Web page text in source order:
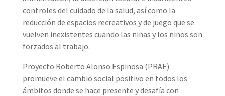
controles del cuidado de la salud, así como la
reducción de espacios recreativos y de juego que se
vuelven inexistentes cuando las niñas y los niños son
forzados al trabajo.
Proyecto Roberto Alonso Espinosa (PRAE)
promueve el cambio social positivo en todos los
ámbitos donde se hace presente y desafía con